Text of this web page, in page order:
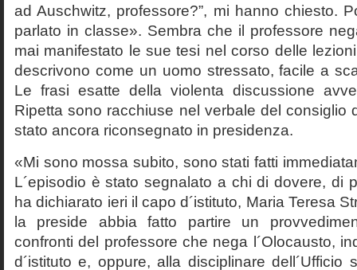
ad Auschwitz, professore?”, mi hanno chiesto.
parlato in classe». Sembra che il professore
mai manifestato le sue tesi nel corso delle
descrivono come un uomo stressato, facile a
Le frasi esatte della violenta discussione
Ripetta sono racchiuse nel verbale del consiglio
stato ancora riconsegnato in presidenza.
«Mi sono mossa subito, sono stati fatti
L´episodio è stato segnalato a chi di dovere, di
ha dichiarato ieri il capo d´istituto, Maria Teresa
la preside abbia fatto partire un
confronti del professore che nega l´Olocausto,
d´istituto e, oppure, alla disciplinare dell´Ufficio